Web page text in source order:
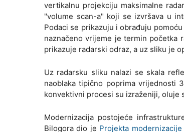
vertikalnu projekciju maksimalne
"volume scan-a" koji se izvršava u
Podaci se prikazuju i obrađuju
naznačeno vrijeme je termin početka
prikazuje radarski odraz, a uz sliku je
Uz radarsku sliku nalazi se skala
naoblaka tipično poprima vrijednosti
konvektivni procesi su izraženiji, oluje
Modernizacija postojeće
Bilogora dio je Projekta